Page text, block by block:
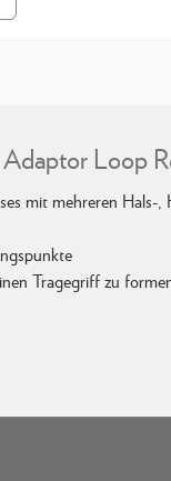
Loop
mit mehreren Hals-
Tragegriff zu